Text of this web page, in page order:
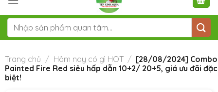
Tìm
kiếm:
Trang chủ / Hôm nay có gì HOT / [28/08/2024] Combo
Painted Fire Red siêu hấp dẫn 10+2/ 20+5, giá ưu đãi đặc
biệt!